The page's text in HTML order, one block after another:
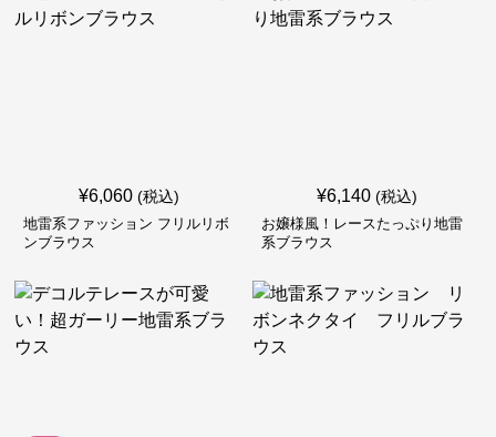
¥6,060 (税込)
地雷系ファッション フリルリボ
ンブラウス
¥6,140 (税込)
お嬢様風！レースたっぷり地雷
系ブラウス